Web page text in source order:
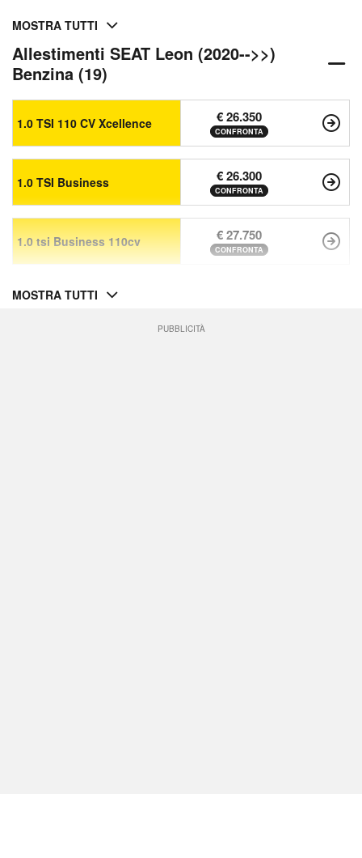
MOSTRA TUTTI
Allestimenti SEAT Leon (2020-->>)
Benzina (19)
1.0 TSI 110 CV Xcellence € 26.350
CONFRONTA
1.0 TSI Business € 26.300
CONFRONTA
1.0 tsi Business 110cv € 27.750
CONFRONTA
MOSTRA TUTTI
PUBBLICITÀ